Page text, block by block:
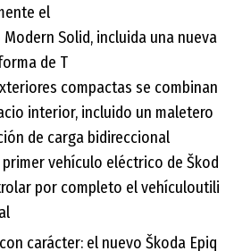
el
Solid, incluida una nueva
de T
compactas se combinan
interior, incluido un maletero
de carga bidireccional
primer vehículo eléctrico de Škod
por completo el vehículoutili
carácter: el nuevo Škoda Epiq